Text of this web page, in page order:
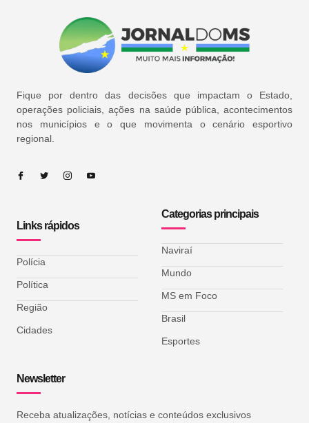
Fique por dentro das decisões que impactam o Estado,
operações policiais, ações na saúde pública, acontecimentos
nos municípios e o que movimenta o cenário esportivo
regional.
Links rápidos
Polícia
Política
Região
Cidades
Categorias principais
Naviraí
Mundo
MS em Foco
Brasil
Esportes
Newsletter
Receba atualizações, notícias e conteúdos exclusivos